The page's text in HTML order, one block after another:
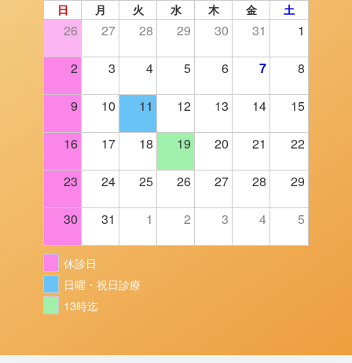
日 月 火 水 木 金 土
26 27 28 29 30 31 1
2 3 4 5 6 7 8
9 10 11 12 13 14 15
16 17 18 19 20 21 22
23 24 25 26 27 28 29
30 31 1 2 3 4 5
休診日
日曜・祝日診療
13時迄